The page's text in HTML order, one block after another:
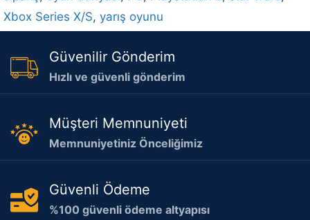
Xbox Series X/S, yarış oyunu
Güvenilir Gönderim
Hızlı ve güvenli gönderim
Müşteri Memnuniyeti
Memnuniyetiniz Önceliğimiz
Güvenli Ödeme
%100 güvenli ödeme altyapısı